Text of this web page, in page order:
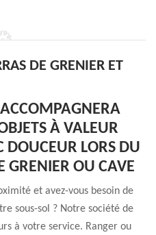
DE GRENIER ET
À VALEUR
DOUCEUR LORS DU
GRENIER OU CAVE
et avez-vous besoin de
sous-sol ? Notre société de
à votre service. Ranger ou